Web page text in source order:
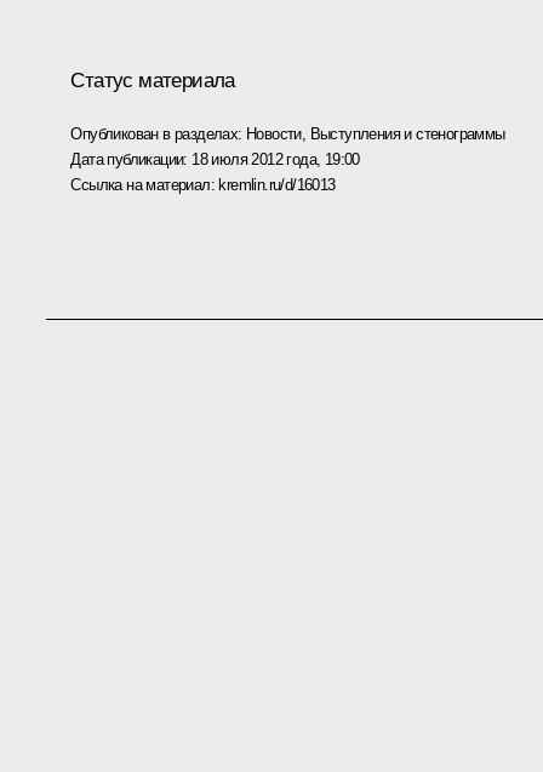
Статус материала
Опубликован в разделах: Новости, Выступления и стенограммы
Дата публикации: 18 июля 2012 года, 19:00
Ссылка на материал:kremlin.ru/d/16013